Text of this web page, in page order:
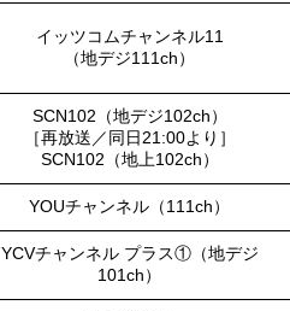
イッツコムチャンネル11
（地デジ111ch）
SCN102（地デジ102ch）
［再放送／同日21:00より］
SCN102（地上102ch）
YOUチャンネル（111ch）
YCVチャンネル プラス①（地デジ
101ch）